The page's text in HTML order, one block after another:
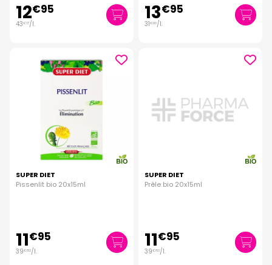
12€95
43€ 17/l. 13€95
31€00/l.
SUPER DIET
Pissenlit bio 20x15ml
11€95
39€83/l.
SUPER DIET
Prêle bio 20x15ml
11€95
39€83/l.